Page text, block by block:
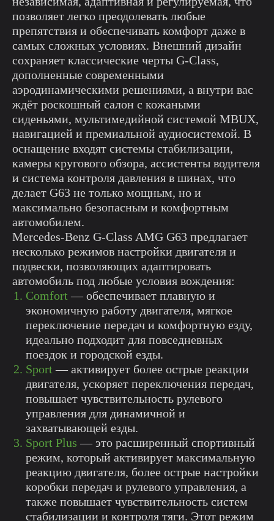
позволяет легко преодолевать любые
препятствия и обеспечивать комфорт даже в
самых сложных условиях. Внешний дизайн
сохраняет классические черты G-Class,
дополненные современными
аэродинамическими решениями, а внутри вас
ждёт роскошный салон с кожаными
сиденьями, мультимедийной системой MBUX,
навигацией и премиальной аудиосистемой. В
оснащение входят системы стабилизации,
камеры кругового обзора, ассистенты водителя
и система контроля давления в шинах, что
делает G63 не только мощным, но и
максимально безопасным и комфортным
автомобилем.
Mercedes-Benz G-Class AMG G63 предлагает
несколько режимов настройки двигателя и
подвески, позволяющих адаптировать
автомобиль под любые условия вождения:
Comfort— обеспечивает плавную и
экономичную работу двигателя, мягкое
переключение передач и комфортную езду,
идеально подходит для повседневных
поездок и городской езды.
Sport — активирует более острые реакции
двигателя, ускоряет переключения передач,
повышает чувствительность рулевого
управления для динамичной и
захватывающей езды.
Sport Plus — это расширенный спортивный
режим, который активирует максимальную
реакцию двигателя, более острые настройки
коробки передач и рулевого управления, а
также повышает чувствительность систем
стабилизации и контроля тяги. Этот режим